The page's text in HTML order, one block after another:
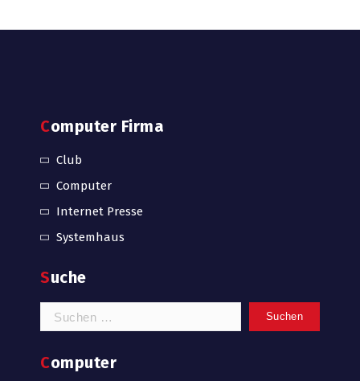
Computer Firma
Club
Computer
Internet Presse
Systemhaus
Suche
Suchen
nach:
Computer